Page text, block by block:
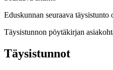
Eduskunnan seuraava
Täysistunnon pöytäkirjan
Täysistunnot